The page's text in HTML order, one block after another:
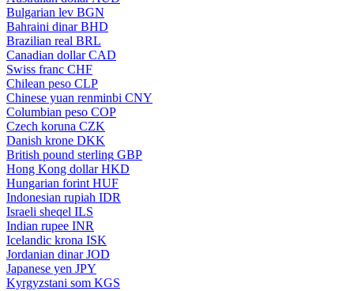
Bulgarian lev BGN
Bahraini dinar BHD
Brazilian real BRL
Canadian dollar CAD
Swiss franc CHF
Chilean peso CLP
Chinese yuan renminbi CNY
Columbian peso COP
Czech koruna CZK
Danish krone DKK
British pound sterling GBP
Hong Kong dollar HKD
Hungarian forint HUF
Indonesian rupiah IDR
Israeli sheqel ILS
Indian rupee INR
Icelandic krona ISK
Jordanian dinar JOD
Japanese yen JPY
Kyrgyzstani som KGS